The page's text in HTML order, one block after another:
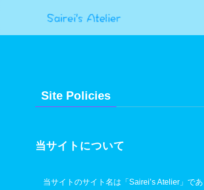
Site Policies
当サイトについて
当サイトのサイト名は「Sairei’s Atelier」で